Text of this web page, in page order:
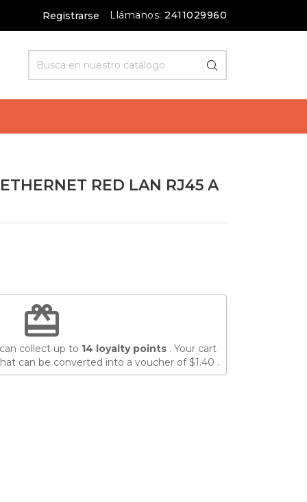
Registrarse Llámanos: 2411029960
RED LAN RJ45 A
redeem
collect up to 14 loyalty points . Your cart
can be converted into a voucher of$1.40 .